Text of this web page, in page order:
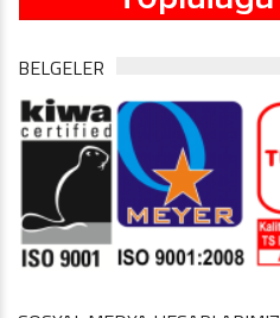
BELGELER